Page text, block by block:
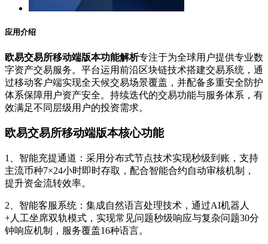
应用介绍
欧易交易所移动端版本功能解析专注于为全球用户提供专业数
字资产交易服务。平台运用前沿区块链技术搭建交易系统，通
过移动客户端实现全天候交易场景覆盖，并配备多重安全防护
体系保障用户资产安全。持续迭代的交易功能与服务体系，有
效满足不同层级用户的投资需求。
欧易交易所移动端版本核心功能
1、智能充提通道：采用分布式节点技术实现秒级到账，支持
主流币种7×24小时即时存取，配合智能合约自动审核机制，
提升资金流转效率。
2、智能客服系统：集成自然语言处理技术，通过AI机器人
+人工坐席双轨模式，实现常见问题秒级响应与复杂问题30分
钟响应机制，服务覆盖16种语言。